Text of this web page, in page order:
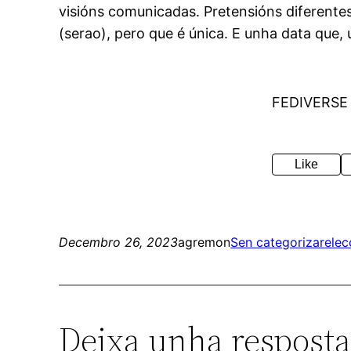
visións comunicadas. Pretensións
(serao), pero que é única. E unha data
Like
Decembro 26, 2023agremonSen categorizar
Deixa unha resposta